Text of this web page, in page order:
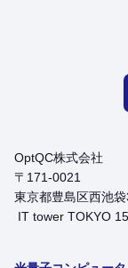
OptQC株式会社
〒171-0021
東京都豊島区西池
IT tower TOKYO